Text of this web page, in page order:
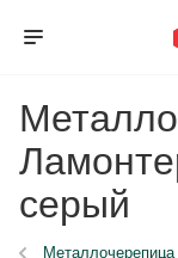
серый
Металлочерепица